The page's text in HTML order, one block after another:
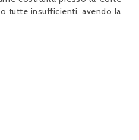
tutte insufficienti, avendo la